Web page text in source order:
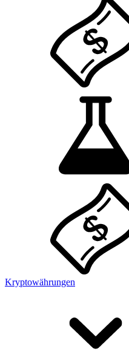
Kryptowährungen